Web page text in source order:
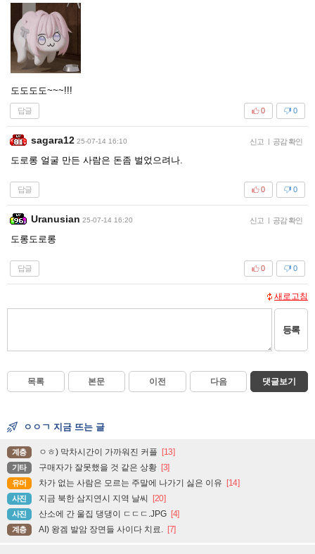
도도도도~~~!!!
답글 0
0
sagara12 25-07-14 16:10 신고 | 공감 확인
도로롱 얼굴 만든 사람은 돈좀 벌었으려나.
답글 0
0
Uranusian 25-07-14 16:20 신고 | 공감 확인
도롱도로롱
답글 0
0
새로고침
등록
목록 본문 이전 다음 댓글보기
ㅇㅇㄱ 지금 뜨는 글
계층 ㅇㅎ) 막차시간이 가까워진 커플 [13]
기타 구매자가 잘못했을 것 같은 상황 [3]
유머 차가 없는 사람은 모르는 주말에 나가기 싫은 이유 [14]
사진 지금 북한 삼지연시 지역 날씨 [20]
사진 산소에 간 울집 댕댕이 ㄷㄷㄷ.JPG [4]
계층 AI) 왕겜 발암 장면들 사이다 치료. [7]